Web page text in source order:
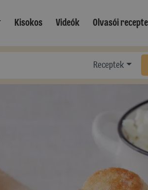
Kisokos Videók Olvasói
Receptek